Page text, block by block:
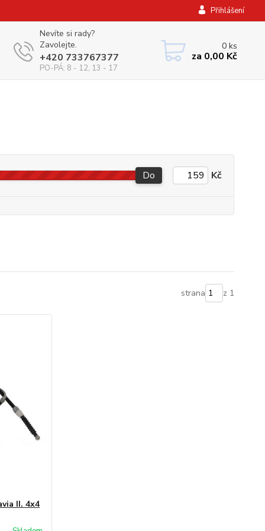
Přihlášení
Nevíte si rady?
Zavolejte.
+420 733767377
PO-PÁ: 8 - 12, 13 - 17
0 ks
za 0,00 Kč
Do Kč
strana z 1
II. 4x4